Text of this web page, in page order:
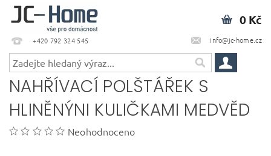
+420 792 324 545 info@jc-home.cz
0 Kč
NAHŘÍVACÍ POLŠTÁŘEK S
HLINĚNÝNI KULIČKAMI MEDVĚD
Neohodnoceno